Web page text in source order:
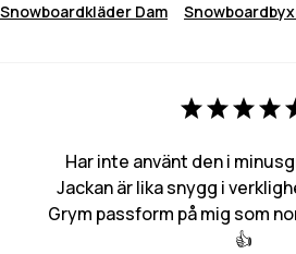
Snowboardkläder Dam
Har inte använt den i
Jackan är lika snygg i
Grym passform på mig som
👍